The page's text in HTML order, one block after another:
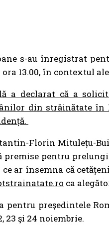
s-au înregistrat
13.00, în contextul
a declarat că a
din străinătate în
Florin Mitulețu-
premise pentru
ce ar însemna că
ca
preşedintele
23 şi 24 noiembrie.